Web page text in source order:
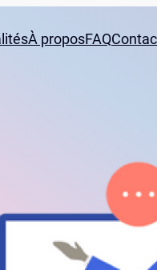
À proposFAQ